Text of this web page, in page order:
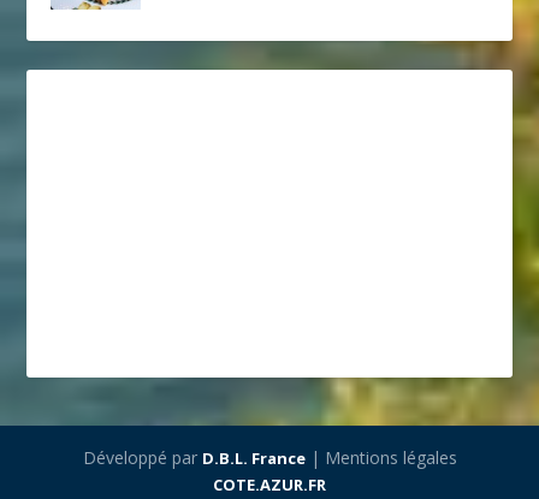
Développé par D.B.L. France| Mentions légales
COTE.AZUR.FR